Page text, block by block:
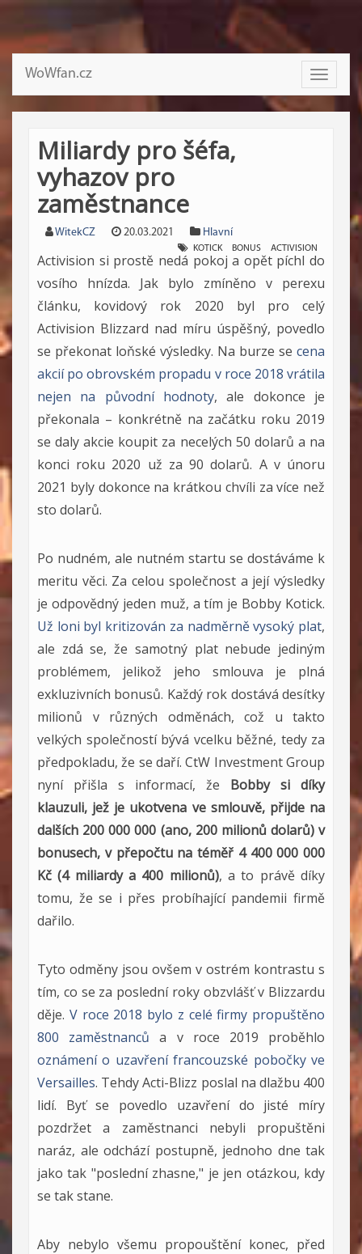
Toggle
WoWfan.cz
Miliardy pro šéfa,
vyhazov pro
zaměstnance
WitekCZ 20.03.2021 Hlavní
KOTICK BONUS ACTIVISION
Activision si prostě nedá pokoj a opět píchl do
vosího hnízda. Jak bylo zmíněno v perexu
článku, kovidový rok 2020 byl pro celý
Activision Blizzard nad míru úspěšný, povedlo
se překonat loňské výsledky. Na burze se cena
akcií po obrovském propadu v roce 2018 vrátila
nejen na původní hodnoty, ale dokonce je
překonala – konkrétně na začátku roku 2019
se daly akcie koupit za necelých 50 dolarů a na
konci roku 2020 už za 90 dolarů. A v únoru
2021 byly dokonce na krátkou chvíli za více než
sto dolarů.
Po nudném, ale nutném startu se dostáváme k
meritu věci. Za celou společnost a její výsledky
je odpovědný jeden muž, a tím je Bobby Kotick.
Už loni byl kritizován za nadměrně vysoký plat,
ale zdá se, že samotný plat nebude jediným
problémem, jelikož jeho smlouva je plná
exkluzivních bonusů. Každý rok dostává desítky
milionů v různých odměnách, což u takto
velkých společností bývá vcelku běžné, tedy za
předpokladu, že se daří. CtW Investment Group
nyní přišla s informací, že Bobby si díky
klauzuli, jež je ukotvena ve smlouvě, přijde na
dalších 200 000 000 (ano, 200 milionů dolarů) v
bonusech, v přepočtu na téměř 4 400 000 000
Kč (4 miliardy a 400 milionů), a to právě díky
tomu, že se i přes probíhající pandemii firmě
dařilo.
Tyto odměny jsou ovšem v ostrém kontrastu s
tím, co se za poslední roky obzvlášť v Blizzardu
děje. V roce 2018 bylo z celé firmy propuštěno
800 zaměstnanců a v roce 2019 proběhlo
oznámení o uzavření francouzské pobočky ve
Versailles. Tehdy Acti-Blizz poslal na dlažbu 400
lidí. Byť se povedlo uzavření do jisté míry
pozdržet a zaměstnanci nebyli propuštěni
naráz, ale odchází postupně, jednoho dne tak
jako tak "poslední zhasne," je jen otázkou, kdy
se tak stane.
Aby nebylo všemu propouštění konec, před